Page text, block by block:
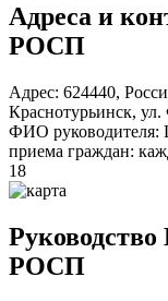
Адреса и
РОСП
Адрес: 624440,
Краснотурьинск, ул.
ФИО руководителя:
приема граждан:
18
Руководство
РОСП